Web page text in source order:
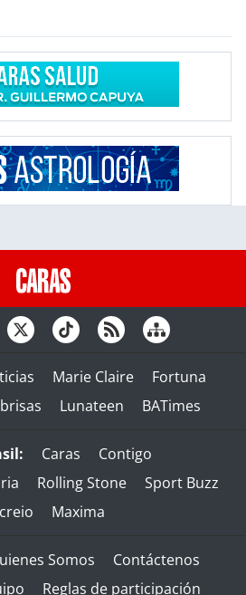
Marie Claire
Fortuna
Lunateen BATimes
Caras
Contigo
Rolling Stone
Sport Buzz
Maxima
Somos
Contáctenos
Reglas de participación